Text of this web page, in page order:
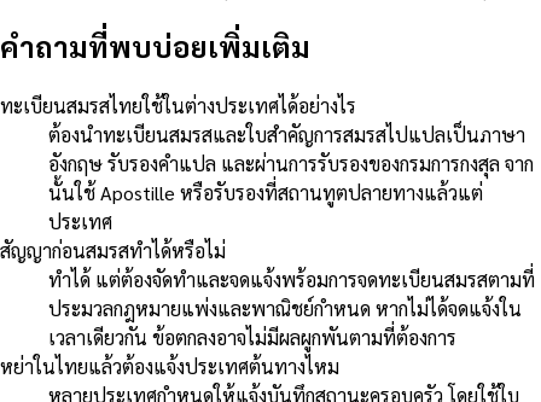
คำถามที่พบบ่อยเพิ่มเติม
ทะเบียนสมรสไทยใช้ในต่างประเทศได้อย่างไร
ต้องนำทะเบียนสมรสและใบสำคัญการสมรสไปแปลเป็นภาษา
อังกฤษ รับรองคำแปล และผ่านการรับรองของกรมการกงสุล จาก
นั้นใช้ Apostille หรือรับรองที่สถานทูตปลายทางแล้วแต่
ประเทศ
สัญญาก่อนสมรสทำได้หรือไม่
ทำได้ แต่ต้องจัดทำและจดแจ้งพร้อมการจดทะเบียนสมรสตามที่
ประมวลกฎหมายแพ่งและพาณิชย์กำหนด หากไม่ได้จดแจ้งใน
เวลาเดียวกัน ข้อตกลงอาจไม่มีผลผูกพันตามที่ต้องการ
หย่าในไทยแล้วต้องแจ้งประเทศต้นทางไหม
หลายประเทศกำหนดให้แจ้งบันทึกสถานะครอบครัว โดยใช้ใบ